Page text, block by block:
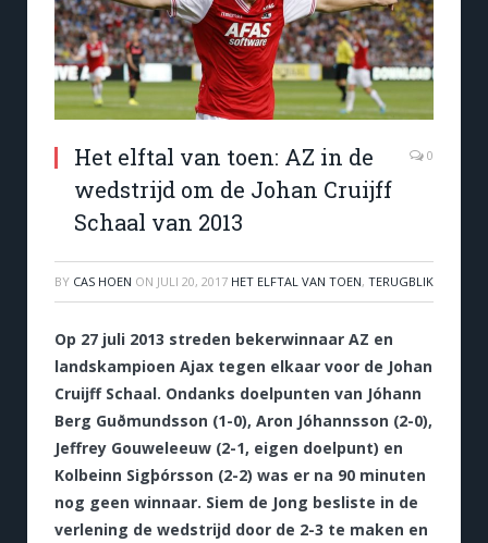
Het elftal van toen: AZ in de
wedstrijd om de Johan Cruijff
Schaal van 2013
0
BY CAS HOEN ON JULI 20, 2017 HET ELFTAL VAN TOEN, TERUGBLIK
Op 27 juli 2013 streden bekerwinnaar AZ en
landskampioen Ajax tegen elkaar voor de Johan
Cruijff Schaal. Ondanks doelpunten van Jóhann
Berg Guðmundsson (1-0), Aron Jóhannsson (2-0),
Jeffrey Gouweleeuw (2-1, eigen doelpunt) en
Kolbeinn Sigþórsson (2-2) was er na 90 minuten
nog geen winnaar. Siem de Jong besliste in de
verlening de wedstrijd door de 2-3 te maken en